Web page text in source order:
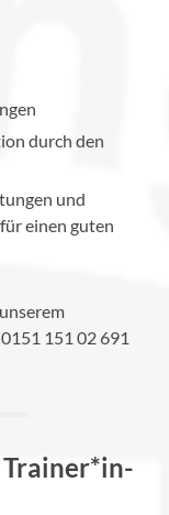
durch den
und
einen guten
151 02 691